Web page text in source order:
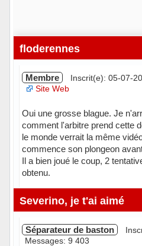
floderennes
Membre Inscrit(e): 05-07-
Site Web
Oui une grosse blague. Je
comment l'arbitre prend cette
le monde verrait la même
commence son plongeon
Il a bien joué le coup, 2
obtenu.
Hors ligne
Severino, je t'ai aimé
Séparateur de baston
Messages: 9 403